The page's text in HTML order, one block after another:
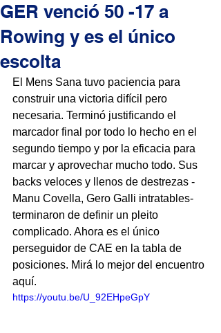
GER venció 50 -17 a
Rowing y es el único
escolta
El Mens Sana tuvo paciencia para
construir una victoria difícil pero
necesaria. Terminó justificando el
marcador final por todo lo hecho en el
segundo tiempo y por la eficacia para
marcar y aprovechar mucho todo. Sus
backs veloces y llenos de destrezas -
Manu Covella, Gero Galli intratables-
terminaron de definir un pleito
complicado. Ahora es el único
perseguidor de CAE en la tabla de
posiciones. Mirá lo mejor del encuentro
aquí.
https://youtu.be/U_92EHpeGpY